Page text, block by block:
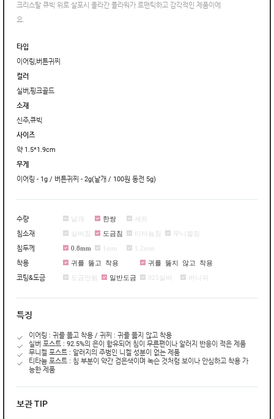
크리스탈 큐빅 위로 살포시 올라간 플라워가 로맨틱하고 감각적인 제품이에
요.
타입
이어링,버튼귀찌
컬러
실버,핑크골드
소재
신주,큐빅
사이즈
약 1.5*1.9cm
무게
이어링 - 1g / 버튼귀찌 - 2g(낱개 / 100원 동전 5g)
수량 낱개 한쌍 세트
침소재 실버침 도금침 티타늄침 무니켈침
침두께 0.8mm 1mm 1.2mm
착용 귀를 뚫고 착용 귀를 뚫지 않고 착용
코팅&도금 도금안됨 일반도금 925실버 버니쉬
특징
이어링 : 귀를 뚫고 착용 / 귀찌 : 귀를 뚫지 않고 착용
실버 포스트 : 92.5%의 은이 함유되어 침이 무른편이나 알러지 반응이 적은 제품
무니켈 포스트 : 알러지의 주범인 니켈 성분이 없는 제품
티타늄 포스트 : 침 부분이 약간 검은색이며 녹슨 것처럼 보이나 안심하고 착용 가
능한 제품
보관 TIP